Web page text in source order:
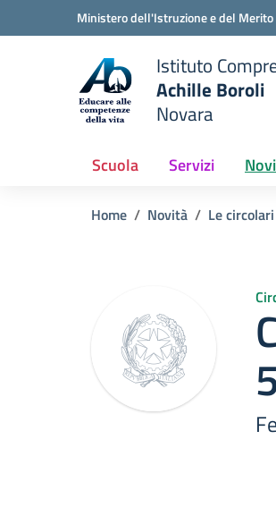
Vai ai contenuti
Vai al menu di navigazioneMinistero dell'Istruzione e del Merito
Istituto
Achille Boroli
Novara
Scuola Servizi
Home Novità Le circolari